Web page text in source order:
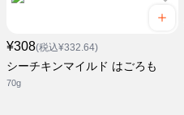
¥308(税込¥332.64)
シーチキンマイルド はごろも
70g